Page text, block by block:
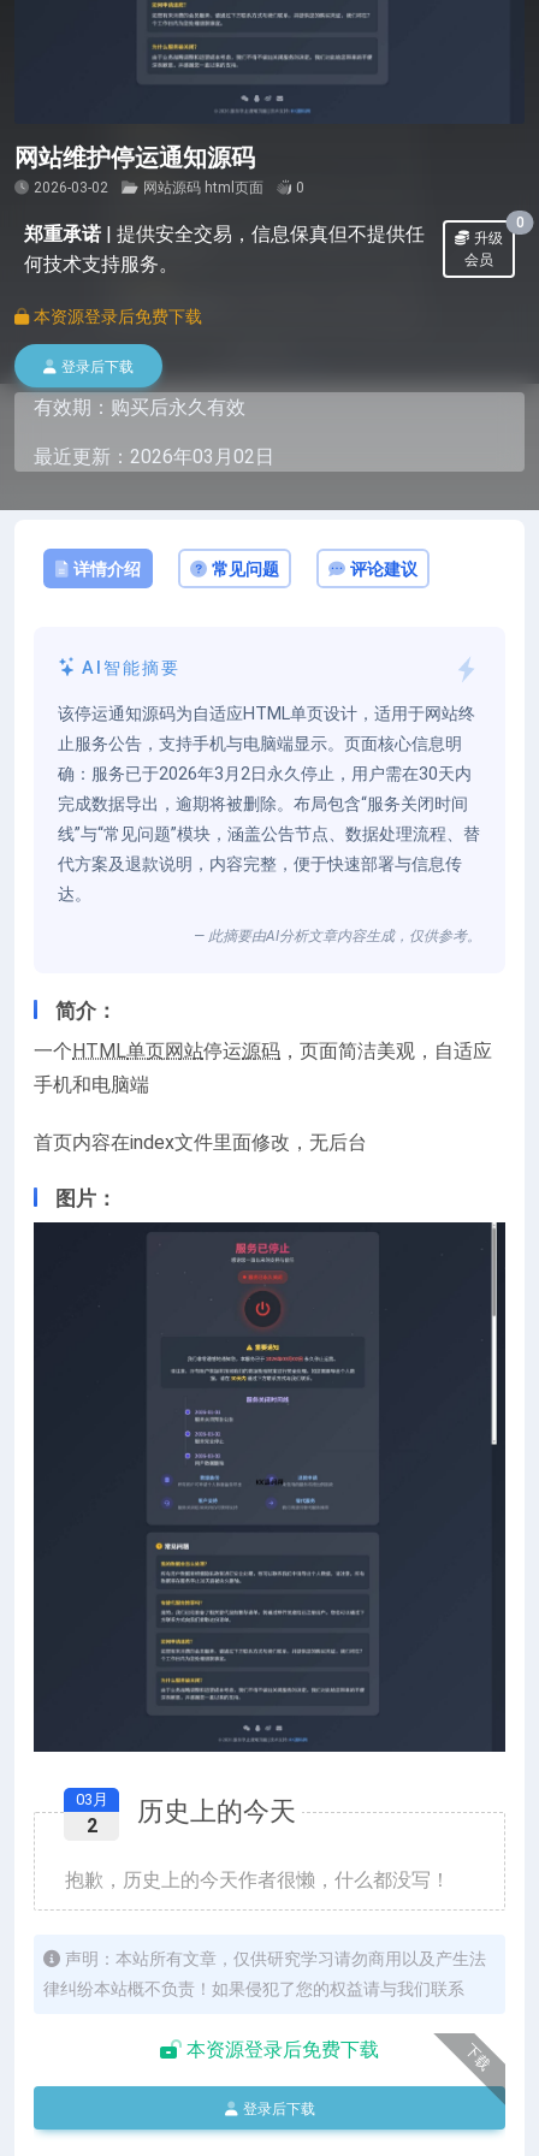
网站维护停运通知源码
2026-03-02 网站源码 html页面 0
郑重承诺
提供安全交易，信息保真但不提供任
何技术支持服务。
升级
会员
0
本资源登录后免费下载
登录后下载
有效期：购买后永久有效
最近更新：2026年03月02日
详情介绍 常见问题 评论建议
AI智能摘要
该停运通知源码为自适应HTML单页设计，适用于网站终
止服务公告，支持手机与电脑端显示。页面核心信息明
确：服务已于2026年3月2日永久停止，用户需在30天内
完成数据导出，逾期将被删除。布局包含“服务关闭时间
线”与“常见问题”模块，涵盖公告节点、数据处理流程、替
代方案及退款说明，内容完整，便于快速部署与信息传
达。
— 此摘要由AI分析文章内容生成，仅供参考。
简介：
一个 HTML单页网站停运源码 ，页面简洁美观，自适应
手机和电脑端
首页内容在index文件里面修改，无后台
图片：
历史上的今天
03月
2
抱歉，历史上的今天作者很懒，什么都没写！
声明：本站所有文章，仅供研究学习请勿商用以及产生法
律纠纷本站概不负责！如果侵犯了您的权益请与我们联系
下载
本资源登录后免费下载
登录后下载